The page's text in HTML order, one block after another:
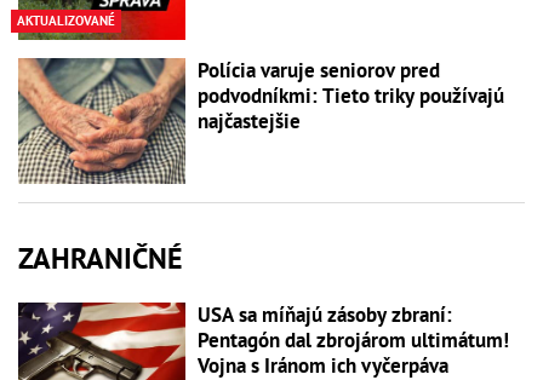
AKTUALIZOVANÉ
Polícia varuje seniorov pred
podvodníkmi: Tieto triky používajú
najčastejšie
ZAHRANIČNÉ
USA sa míňajú zásoby zbraní:
Pentagón dal zbrojárom ultimátum!
Vojna s Iránom ich vyčerpáva